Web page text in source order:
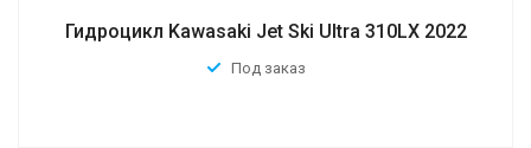
Гидроцикл Kawasaki Jet Ski Ultra 310LX 2022
Под заказ